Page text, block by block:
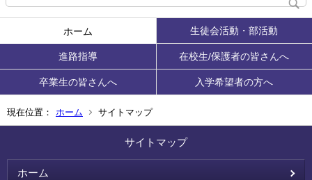
ホーム 生徒会活動・部活動
進路指導 在校生/保護者の皆さんへ
卒業生の皆さんへ 入学希望者の方へ
現在位置： ホーム サイトマップ
サイトマップ
ホーム